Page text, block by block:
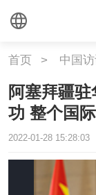
首页 > 中国
阿塞拜疆
功 整个国
2022-01-28 15:28:03